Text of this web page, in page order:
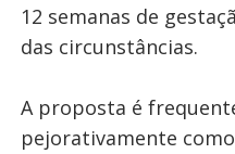
12 semanas de
das circunstâncias.
A proposta é
pejorativamente